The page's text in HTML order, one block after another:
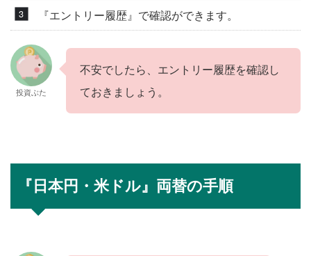
『エントリー履歴』で確認ができます。
投資ぶた
不安でしたら、エントリー履歴を確認し
ておきましょう。
『日本円・米ドル』両替の手順